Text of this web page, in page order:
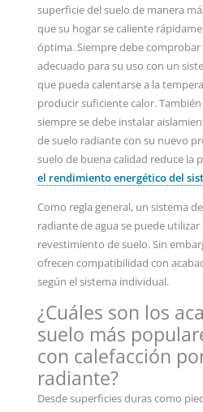
superficie del suelo de manera
que su hogar se caliente
óptima. Siempre debe comprobar
adecuado para su uso con un
que pueda calentarse a la
producir suficiente calor.
siempre se debe instalar
de suelo radiante con su nuevo
suelo de buena calidad reduce la
el rendimiento energético del
Como regla general, un sistema
radiante de agua se puede
revestimiento de suelo. Sin
ofrecen compatibilidad con
según el sistema individual.
¿Cuáles son los
suelo más
con calefacción
radiante?
Desde superficies duras como